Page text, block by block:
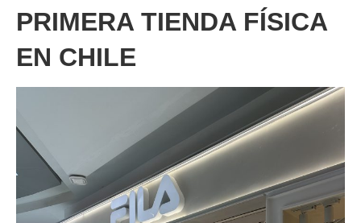
hit
enter:
PRIMERA TIENDA FÍSICA
EN CHILE